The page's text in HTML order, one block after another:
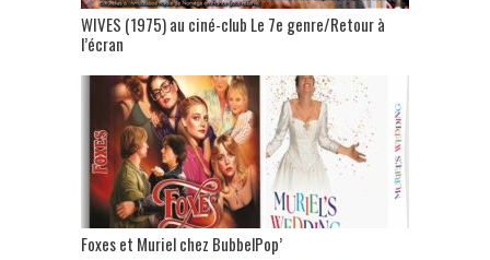
WIVES (1975) au ciné-club Le 7e genre/Retour à
l’écran
Foxes et Muriel chez BubbelPop’